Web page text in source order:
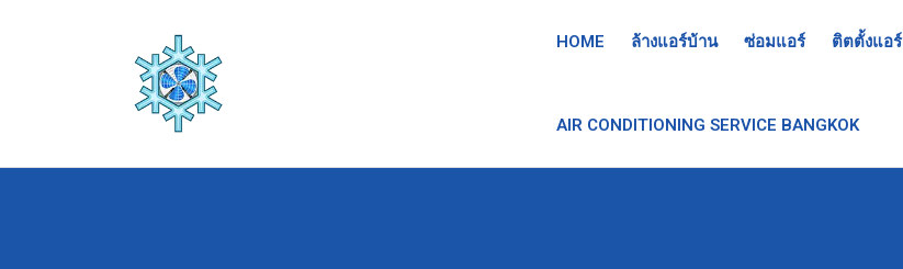
HOME ล้างแอร์บ้าน ซ่อมแอร์ ติตตั้งแอร์
AIR CONDITIONING SERVICE BANGKOK